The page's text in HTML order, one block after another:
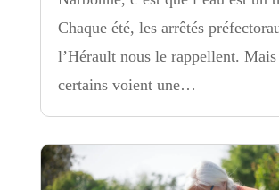
Chaque été, les arrêtés
l’Hérault nous le rappellent.
certains voient une…